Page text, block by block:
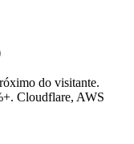
do visitante.
Cloudflare, AWS